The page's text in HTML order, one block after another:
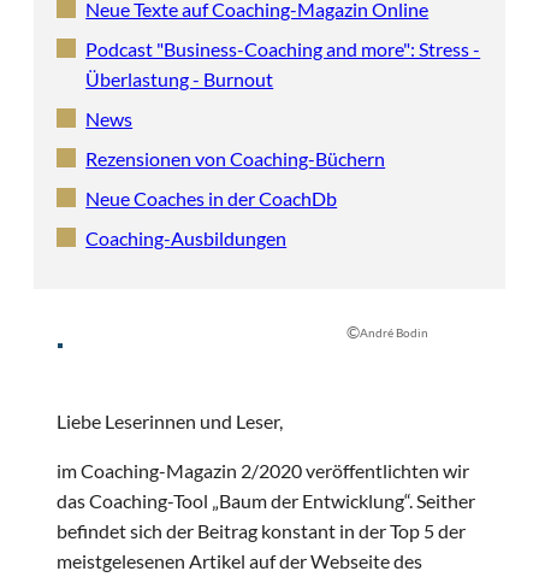
Neue Texte auf Coaching-Magazin Online
Podcast "Business-Coaching and more": Stress -
Überlastung - Burnout
News
Rezensionen von Coaching-Büchern
Neue Coaches in der CoachDb
Coaching-Ausbildungen
©André Bodin
Liebe Leserinnen und Leser,
im Coaching-Magazin 2/2020 veröffentlichten wir
das Coaching-Tool „Baum der Entwicklung“. Seither
befindet sich der Beitrag konstant in der Top 5 der
meistgelesenen Artikel auf der Webseite des